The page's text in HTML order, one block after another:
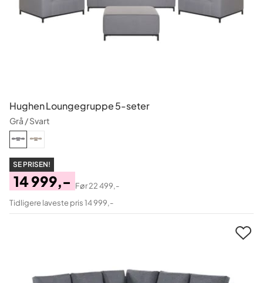
Hughen Loungegruppe 5-seter
Grå / Svart
SE PRISEN!
Pris
14 999,-
Original
Pris
Før22 499,-
Tidligere laveste pris 14 999,-